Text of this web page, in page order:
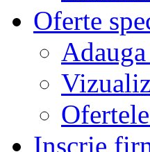
Oferte
Inscrie